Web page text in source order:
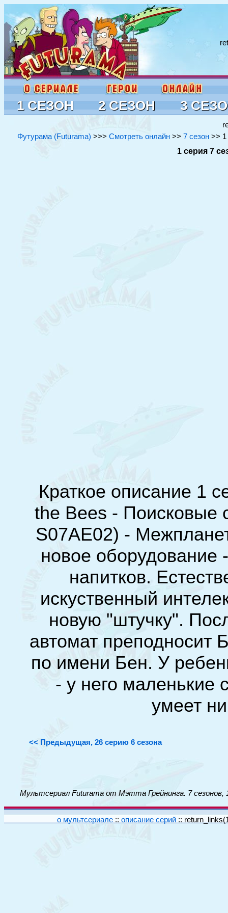
1 СЕЗОН 2 СЕЗОН 3
Футурама (Futurama) >>> Смотреть онлайн >> 7 сезон >>
1 серия 7
Краткое описание 1
the Bees - Поисковые
S07AE02) -
новое
напитков.
искуственный
новую "штучку".
автомат преподносит
по имени Бен. У
- у него маленькие
умеет
<< Предыдущая, 26 серию 6 сезона
Мультсериал Futurama от Мэтта Грейнинга. 7
о мультсериале :: описание серий ::